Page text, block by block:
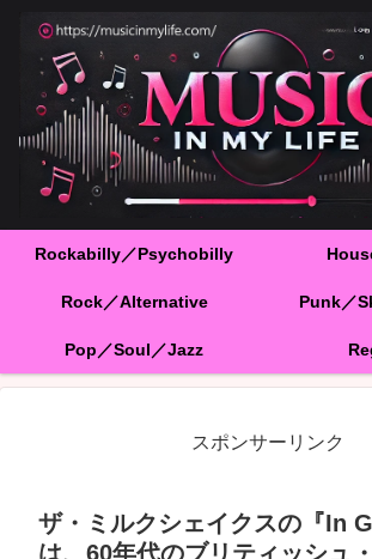
Rockabilly／Psychobilly
Rock／Alternative Punk／
Pop／Soul／Jazz
スポンサーリンク
ザ・ミルクシェイクスの『In
は、60年代のブリティッシュ